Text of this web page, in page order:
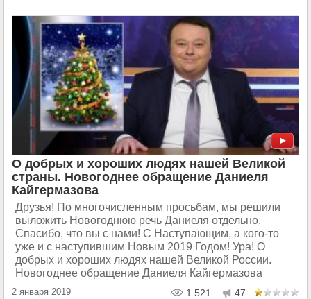
О добрых и хороших людях нашей Великой
страны. Новогоднее обращение Даниеля
Кайгермазова
Друзья! По многочисленным просьбам, мы решили
выложить Новогоднюю речь Даниеля отдельно.
Спасибо, что вы с нами! С Наступающим, а кого-то
уже и с наступившим Новым 2019 Годом! Ура! О
добрых и хороших людях нашей Великой России.
Новогоднее обращение Даниеля Кайгермазова
2 января 2019 1 521 47